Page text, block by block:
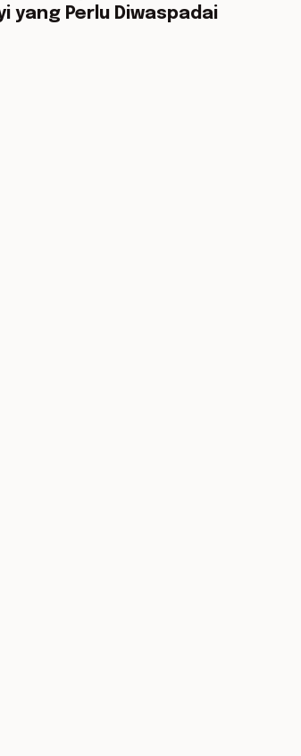
yang Perlu Diwaspadai